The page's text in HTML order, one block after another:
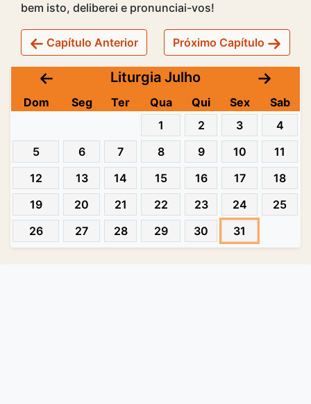
bem isto, deliberei e pronunciai-vos!
Capítulo Anterior Próximo Capítulo
Liturgia Julho
Dom Seg Ter Qua Qui Sex
Sab
1
2 3
4
5
6 7 8 9 10
11
12
13 14 15 16 17
18
19
20 21 22 23 24
25
26
27 28 29 30 31